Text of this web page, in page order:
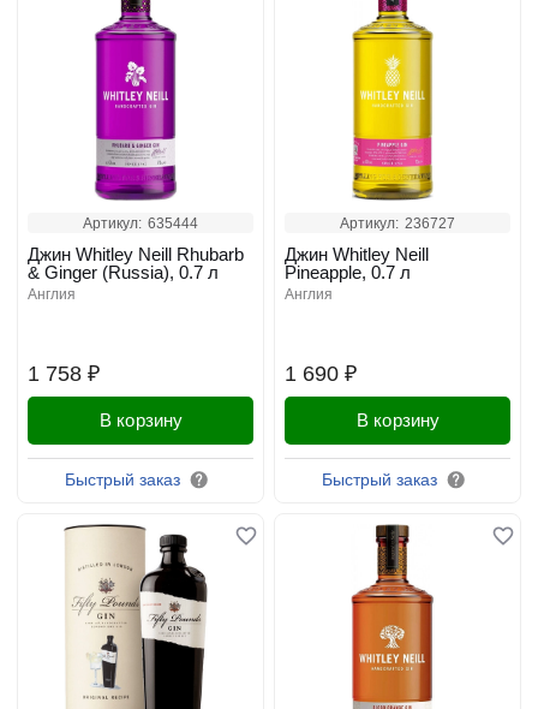
Артикул: 635444
1 758 ₽
Джин Whitley Neill Rhubarb
& Ginger (Russia), 0.7 л
англия
В корзину
Быстрый заказ
Артикул: 236727
1 690 ₽
Джин Whitley Neill
Pineapple, 0.7 л
англия
В корзину
Быстрый заказ